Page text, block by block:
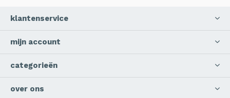
klantenservice
mijn account
categorieën
over ons